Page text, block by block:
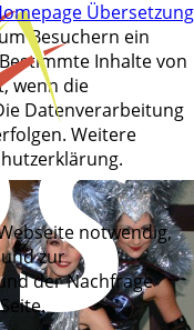
Besuchern ein
Inhalte von
wenn die
Datenverarbeitung
Weitere
notwendig,
zur
der Nachfrage